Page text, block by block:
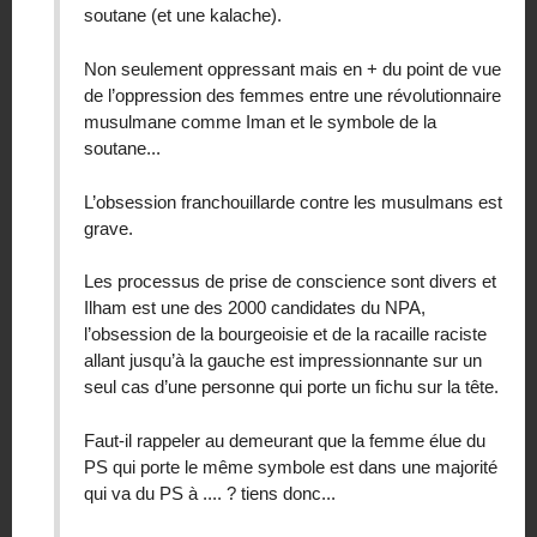
soutane (et une kalache).
Non seulement oppressant mais en + du point de vue
de l’oppression des femmes entre une révolutionnaire
musulmane comme Iman et le symbole de la
soutane...
L’obsession franchouillarde contre les musulmans est
grave.
Les processus de prise de conscience sont divers et
Ilham est une des 2000 candidates du NPA,
l’obsession de la bourgeoisie et de la racaille raciste
allant jusqu’à la gauche est impressionnante sur un
seul cas d’une personne qui porte un fichu sur la tête.
Faut-il rappeler au demeurant que la femme élue du
PS qui porte le même symbole est dans une majorité
qui va du PS à .... ? tiens donc...